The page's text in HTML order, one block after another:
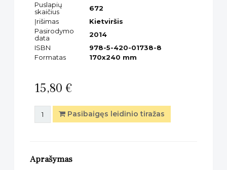
Puslapių
skaičius
672
Įrišimas
Kietviršis
Pasirodymo
data
2014
ISBN
978-5-420-01738-8
Formatas
170x240 mm
15,80 €
Pasibaigęs leidinio tiražas
Aprašymas